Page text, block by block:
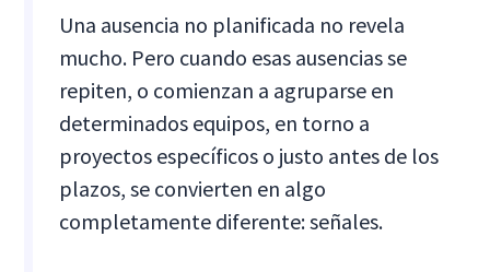
Una ausencia no planificada no revela
mucho. Pero cuando esas ausencias se
repiten, o comienzan a agruparse en
determinados equipos, en torno a
proyectos específicos o justo antes de los
plazos, se convierten en algo
completamente diferente: señales.